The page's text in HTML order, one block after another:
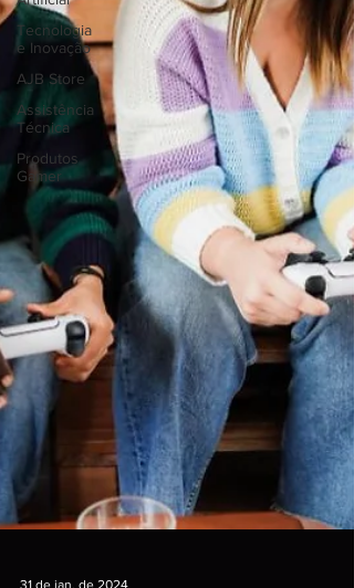
Tecnologia
e Inovação
AJB Store
Assistência
Técnica
Produtos
Gamer